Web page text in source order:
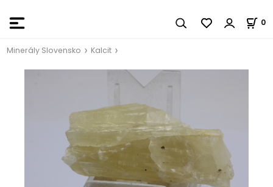
0
Minerály Slovensko Kalcit